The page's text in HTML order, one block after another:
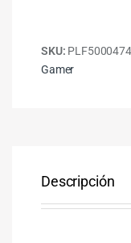
SKU: PLF5000474
Gamer
Descripción